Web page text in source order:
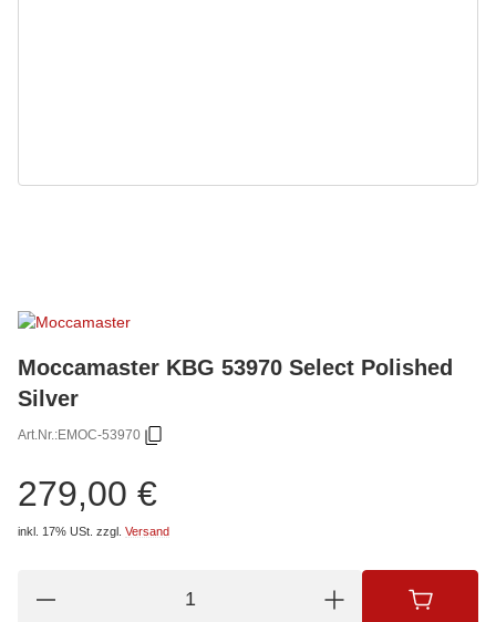
Moccamaster KBG 53970 Select Polished
Silver
Art.Nr.:EMOC-53970
279,00 €
inkl. 17% USt. zzgl. Versand